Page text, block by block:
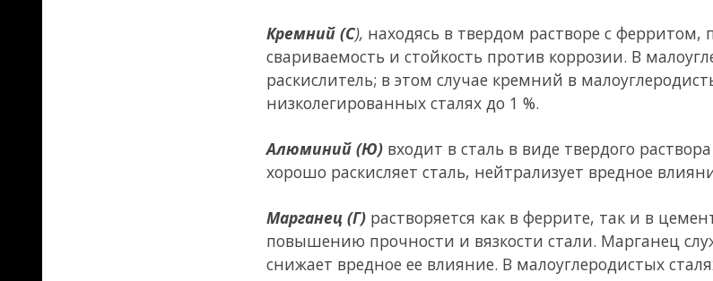
Повышение механических свойств низколегированной стали
вступающих в соединение с углеродом и образующих карбиды, а также
замещать атомы железа. Такими легирующими металлами являются
вольфрам (В), молибден (М), титан (Т). Прочность низколегированных
введении никеля, меди, кремния и алюминия, которые входят в сталь в виде
Вольфрам и молибден, значительно повышая твердость, снижают
повышает прочность стали и пластические ее свойства.
облегчает получение закалочных структур (так называемых бейнита и
получения высокопрочного проката больших толщин. После закалки и
становится мелкозернистой, насыщенной карбидами; такая сталь обладает
удовлетворительной пластичностью и почти не разупрочняется при сварке.